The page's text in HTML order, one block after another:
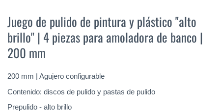
comienzo
de
la
galería
imágenes
Juego de pulido de pintura y plástico "alto
brillo" | 4 piezas para amoladora de banco |
200 mm
200 mm | Agujero configurable
Contenido: discos de pulido y pastas de pulido
Prepulido - alto brillo